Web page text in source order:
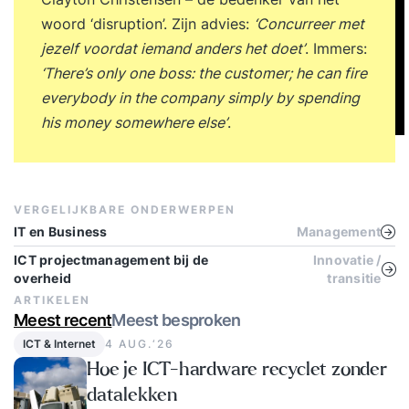
woord ‘disruption’. Zijn advies: ‘Concurreer met
jezelf voordat iemand anders het doet’. Immers:
‘There’s only one boss: the customer; he can fire
everybody in the company simply by spending
his money somewhere else’.
VERGELIJKBARE ONDERWERPEN
IT en Business
Management
ICT projectmanagement bij de
overheid
Innovatie /
transitie
ARTIKELEN
Meest recentMeest besproken
ICT & Internet 4 AUG.‘26
Hoe je ICT-hardware recyclet zonder
datalekken